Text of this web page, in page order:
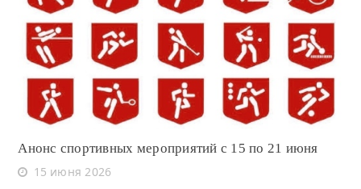
Читать
Анонс спортивных мероприятий с 15 по 21 июня
15 июня 2026